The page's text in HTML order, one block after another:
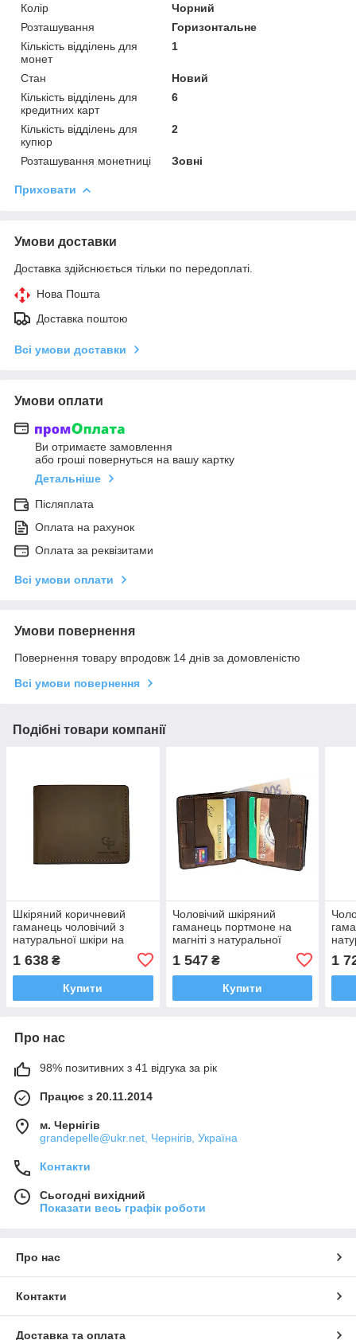
Колір
Чорний
Розташування
Горизонтальне
Кількість відділень для
монет
1
Стан
Новий
Кількість відділень для
кредитних карт
6
Кількість відділень для
купюр
2
Розташування монетниці Зовні
Приховати
Умови доставки
Доставка здійснюється тільки по передоплаті.
Нова Пошта
Доставка поштою
Всі умови доставки
Умови оплати
Ви отримаєте замовлення
або гроші повернуться на вашу картку
Детальніше
Післяплата
Оплата на рахунок
Оплата за реквізитами
Всі умови оплати
Умови повернення
Повернення товару впродовж 14 днів за домовленістю
Всі умови повернення
Подібні товари компанії
Шкіряний коричневий
гаманець чоловічий з
натуральної шкіри на
відділенням для монет,
купюр та карток
1 638 ₴
Купити
Чоловічий шкіряний
гаманець портмоне на
магніті з натуральної
Grande Pelle з
монетницею
1 547₴
Купити
1
Про нас
98% позитивних з 41 відгука за рік
Працює з 20.11.2014
м. Чернігів
grandepelle@ukr.net, Чернігів, Україна
Контакти
Сьогодні вихідний
Показати весь графік роботи
Про нас
Контакти
Доставка та оплата